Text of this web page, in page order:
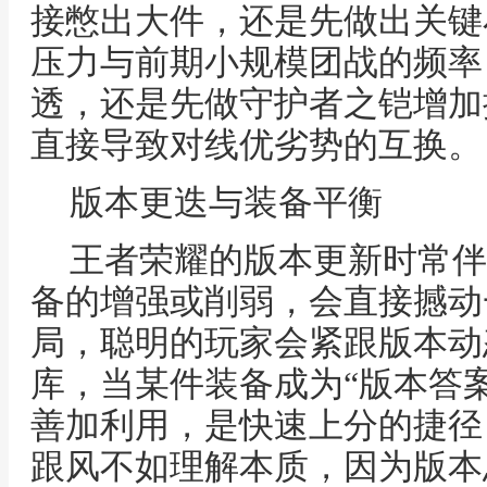
接憋出大件，还是先做出关
压力与前期小规模团战的频
透，还是先做守护者之铠增
直接导致对线优劣势的互换。
版本更迭与装备平衡
王者荣耀的版本更新时常
备的增强或削弱，会直接撼
局，聪明的玩家会紧跟版本
库，当某件装备成为“版本答
善加利用，是快速上分的捷
跟风不如理解本质，因为版